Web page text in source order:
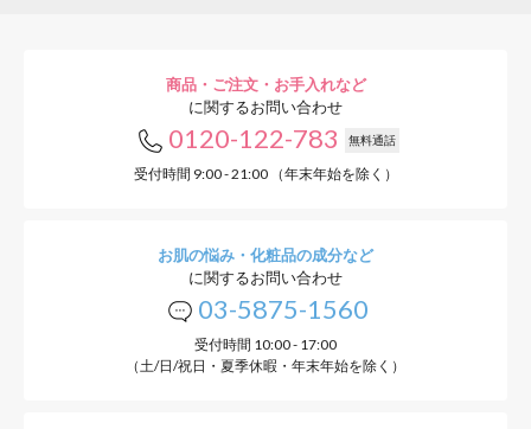
商品・ご注文・お手入れなど
に関するお問い合わせ
0120-122-783 無料通話
受付時間 9:00 - 21:00 （年末年始を除く）
お肌の悩み・化粧品の成分など
に関するお問い合わせ
03-5875-1560
受付時間 10:00 - 17:00
（土/日/祝日・夏季休暇・年末年始を除く）